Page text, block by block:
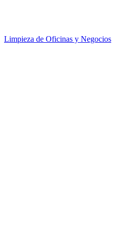
Limpieza de Oficinas y Negocios